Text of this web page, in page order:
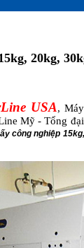
20kg,
USA,
Mỹ - Tổng
công nghiệp